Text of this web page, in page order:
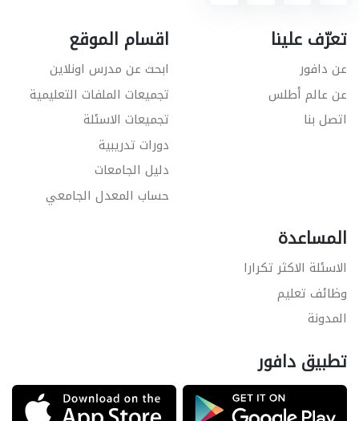
تعرّف علينا
عن دافور
عن عالم أطلس
اتصل بنا
اقسام الموقع
ابحث عن مدرس اونلاين
تجميعات الملفات التعليمية
تجميعات الاسئلة
دورات تدريبية
دليل الجامعات
حساب المعدل الجامعي
المساعدة
الاسئلة الاكثر تكرارا
وظائف تعليم
المدونة
تطبيق دافور